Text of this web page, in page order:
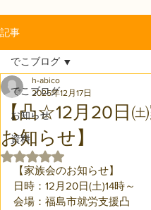
記事
でこブログ
お知らせ
資料
でこブログ
【凸☆12月20日
お知らせ】
h-abico
2025年12月17日
5つ星のうちNaNと評価さ
【家族会のお知らせ】
日時：12月20日(土)14時～
会場：福島市就労支援凸